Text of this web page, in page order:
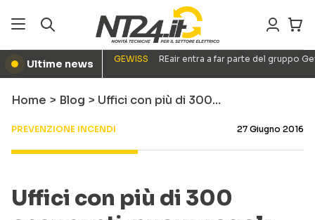
● Ultime news GEWISS REair entra a far parte del gruppo
Home > Blog > Uffici con più di 300…
PREVENZIONE INCENDI 27 Giugno 2016
Uffici con più di 300